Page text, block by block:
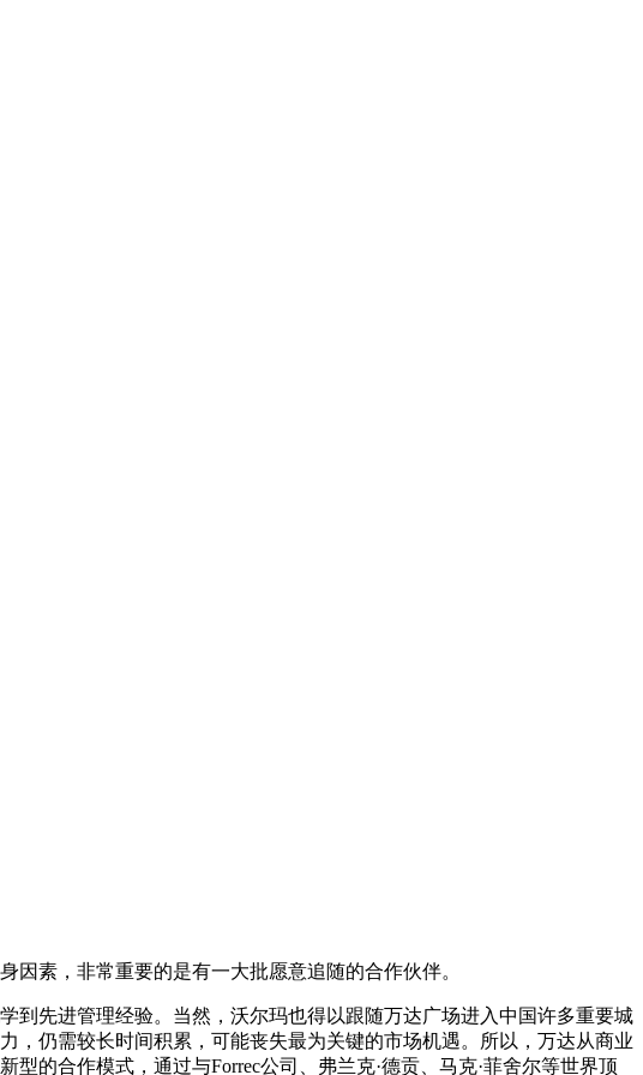
素，非常重要的是有一大批愿意追随的合作伙伴。
到先进管理经验。当然，沃尔玛也得以跟随万达广场进入中国许多重要城
，仍需较长时间积累，可能丧失最为关键的市场机遇。所以，万达从商业
的合作模式，通过与Forrec公司、弗兰克·德贡、马克·菲舍尔等世界顶